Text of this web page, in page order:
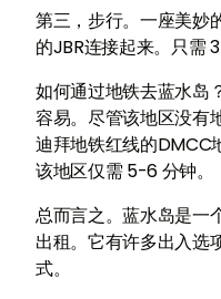
第三，步行。一座美妙
的JBR连接起来。只需
如何通过地铁去蓝水岛
容易。尽管该地区没有
迪拜地铁红线的DMCC
该地区仅需 5-6 分钟。
总而言之。蓝水岛是一
出租。它有许多出入选
式。